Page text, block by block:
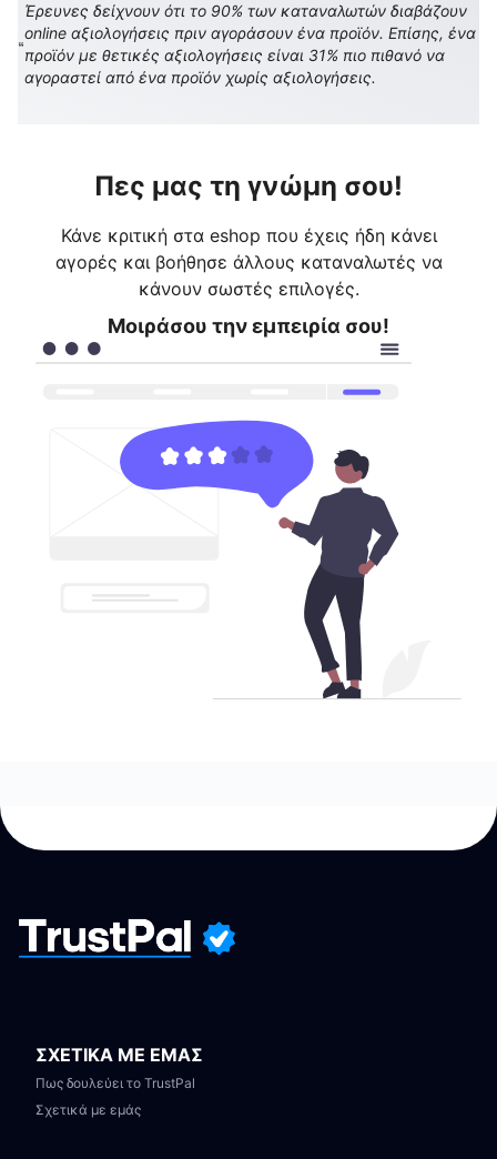
Έρευνες δείχνουν ότι το 90% των καταναλωτών διαβάζουν
online αξιολογήσεις πριν αγοράσουν ένα προϊόν. Επίσης, ένα
προϊόν με θετικές αξιολογήσεις είναι 31% πιο πιθανό να
αγοραστεί από ένα προϊόν χωρίς αξιολογήσεις.
Πες μας τη γνώμη σου!
Κάνε κριτική στα eshop που έχεις ήδη κάνει
αγορές και βοήθησε άλλους καταναλωτές να
κάνουν σωστές επιλογές.
Μοιράσου την εμπειρία σου!
ΣΧΕΤΙΚΑ ΜΕ ΕΜΑΣ
Πως δουλεύει το TrustPal
Σχετικά με εμάς